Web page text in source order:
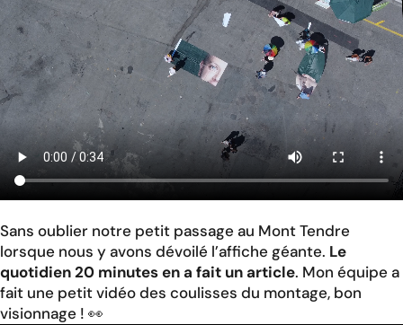
Sans oublier notre petit passage au Mont Tendre
lorsque nous y avons dévoilé l’affiche géante. Le
quotidien 20 minutes en a fait un article. Mon équipe a
fait une petit vidéo des coulisses du montage, bon
visionnage ! 👀